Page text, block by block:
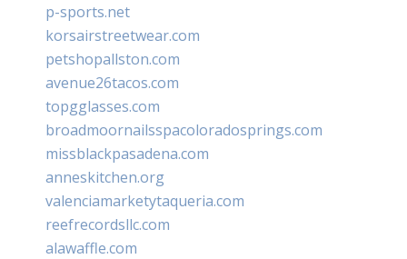
p-sports.net
korsairstreetwear.com
petshopallston.com
avenue26tacos.com
topgglasses.com
broadmoornailsspacoloradosprings.com
missblackpasadena.com
anneskitchen.org
valenciamarketytaqueria.com
reefrecordsllc.com
alawaffle.com